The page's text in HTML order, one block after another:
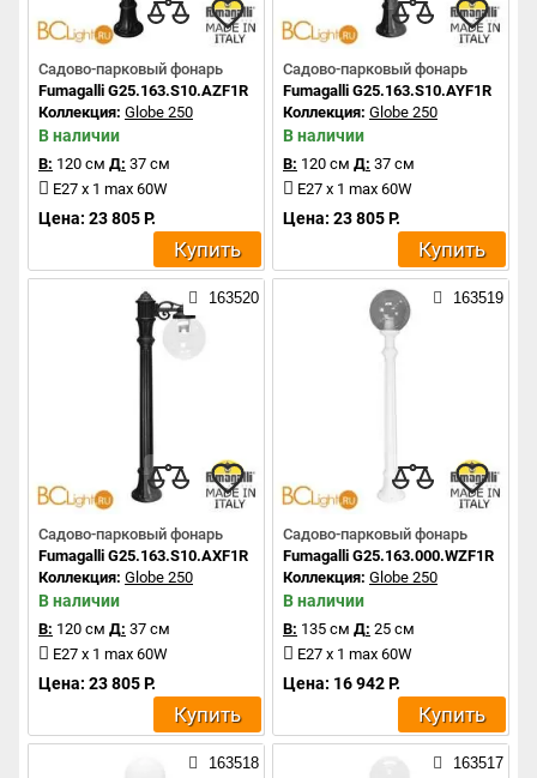
Садово-парковый фонарь
Fumagalli G25.163.S10.AZF1R
Коллекция: Globe 250
В наличии
В: 120 см Д: 37 см
E27 x 1 max 60W
Цена: 23 805 Р.
Купить
Садово-парковый фонарь
Fumagalli G25.163.S10.AYF1R
Коллекция: Globe 250
В наличии
В: 120 см Д: 37 см
E27 x 1 max 60W
Цена: 23 805 Р.
Купить
163520
Садово-парковый фонарь
Fumagalli G25.163.S10.AXF1R
Коллекция: Globe 250
В наличии
В: 120 см Д: 37 см
E27 x 1 max 60W
Цена: 23 805 Р.
Купить
163519
Садово-парковый фонарь
Fumagalli G25.163.000.WZF1R
Коллекция: Globe 250
В наличии
В: 135 см Д: 25 см
E27 x 1 max 60W
Цена: 16 942 Р.
Купить
163518 163517